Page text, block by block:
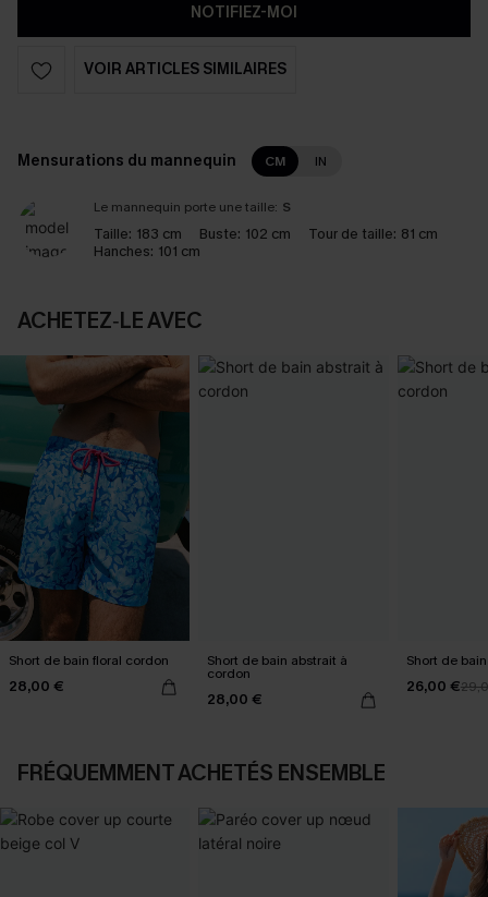
NOTIFIEZ-MOI
VOIR ARTICLES SIMILAIRES
Mensurations du mannequin CM IN
Le mannequin porte une taille: S
Taille: 183 cm Buste: 102 cm Tour de taille: 81 cm
Hanches: 101 cm
ACHETEZ‑LE AVEC
Short de bain floral cordon
28,00 €
Short de bain abstrait à
cordon
28,00 €
Short de
26,00 €
FRÉQUEMMENT ACHETÉS ENSEMBLE